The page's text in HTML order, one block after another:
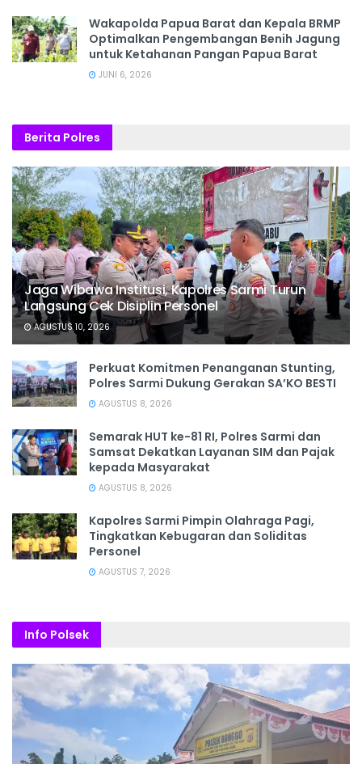
Wakapolda Papua Barat dan Kepala BRMP
Optimalkan Pengembangan Benih Jagung
untuk Ketahanan Pangan Papua Barat
JUNI 6, 2026
Berita Polres
Jaga Wibawa Institusi, Kapolres Sarmi Turun
Langsung Cek Disiplin Personel
AGUSTUS 10, 2026
Perkuat Komitmen Penanganan Stunting,
Polres Sarmi Dukung Gerakan SA’KO BESTI
AGUSTUS 8, 2026
Semarak HUT ke-81 RI, Polres Sarmi dan
Samsat Dekatkan Layanan SIM dan Pajak
kepada Masyarakat
AGUSTUS 8, 2026
Kapolres Sarmi Pimpin Olahraga Pagi,
Tingkatkan Kebugaran dan Soliditas
Personel
AGUSTUS 7, 2026
Info Polsek